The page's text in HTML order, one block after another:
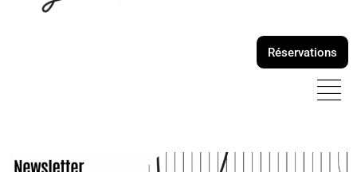
Réservations